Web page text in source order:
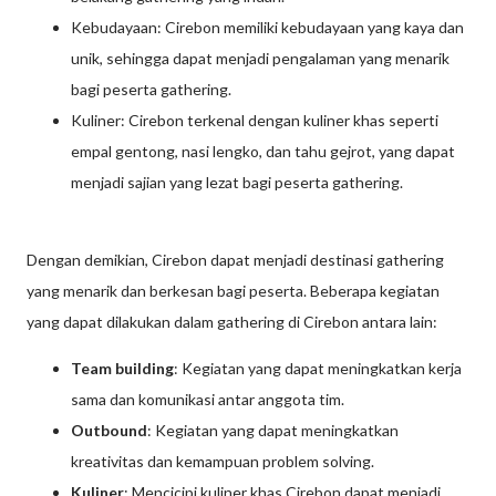
Kebudayaan: Cirebon memiliki kebudayaan yang kaya dan
unik, sehingga dapat menjadi pengalaman yang menarik
bagi peserta gathering.
Kuliner: Cirebon terkenal dengan kuliner khas seperti
empal gentong, nasi lengko, dan tahu gejrot, yang dapat
menjadi sajian yang lezat bagi peserta gathering.
Dengan demikian, Cirebon dapat menjadi destinasi gathering
yang menarik dan berkesan bagi peserta. Beberapa kegiatan
yang dapat dilakukan dalam gathering di Cirebon antara lain:
Team building: Kegiatan yang dapat meningkatkan kerja
sama dan komunikasi antar anggota tim.
Outbound: Kegiatan yang dapat meningkatkan
kreativitas dan kemampuan problem solving.